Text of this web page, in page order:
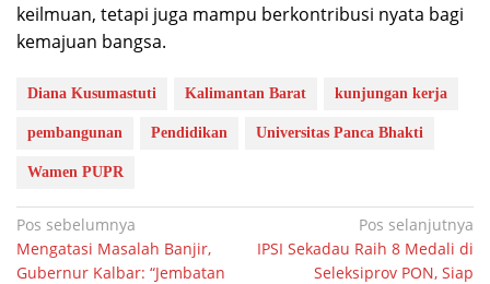
keilmuan, tetapi juga mampu berkontribusi nyata bagi
kemajuan bangsa.
Diana Kusumastuti Kalimantan Barat kunjungan kerja
pembangunan Pendidikan Universitas Panca Bhakti
Wamen PUPR
Navigasi
pos
Pos sebelumnya
Mengatasi Masalah Banjir,
Gubernur Kalbar: “Jembatan
Pos selanjutnya
IPSI Sekadau Raih 8 Medali di
Seleksiprov PON, Siap